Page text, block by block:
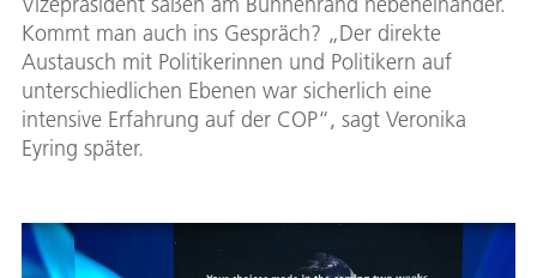
Kommt man auch ins Gespräch? „Der direkte
Austausch mit Politikerinnen und Politikern auf
unterschiedlichen Ebenen war sicherlich eine
intensive Erfahrung auf der COP“, sagt Veronika
Eyring später.